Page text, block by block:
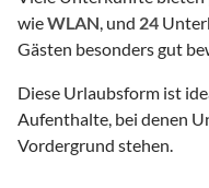
wieWLAN, und 24
Gästen besonders gut
Diese Urlaubsform ist
Aufenthalte, bei denen
Vordergrund stehen.